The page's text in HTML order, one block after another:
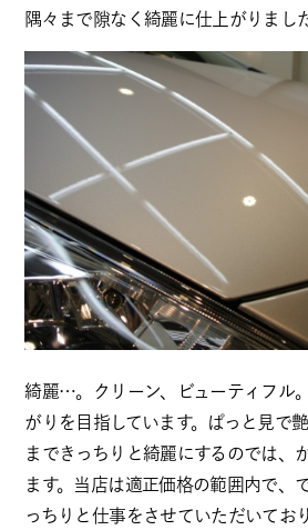
隅々まで隙なく綺麗に仕上がりまし
綺麗…。クリーン、ビューティフル
がりを目指しています。ぱっと見で
まできっちりと綺麗にするのでは、
ます。当店は適正価格の範囲内で、
っちりと仕事をさせていただいており